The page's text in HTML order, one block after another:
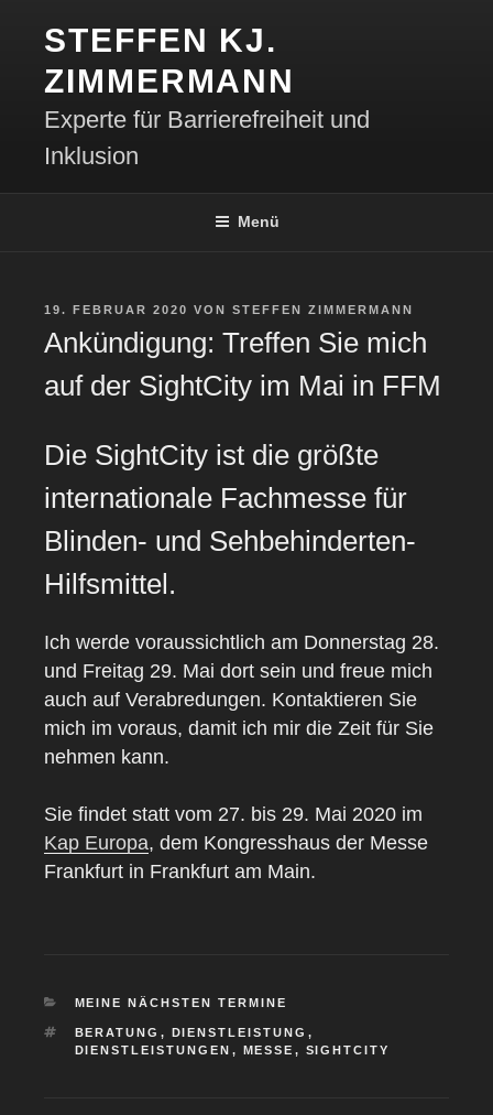
Inhalt
springen
STEFFEN KJ.
ZIMMERMANN
Experte für Barrierefreiheit und
Inklusion
Menü
VERÖFFENTLICHT
19. FEBRUAR 2020 VON STEFFEN ZIMMERMANN
Ankündigung: Treffen Sie mich
auf der SightCity im Mai in FFM
Die SightCity ist die größte
internationale Fachmesse für
Blinden- und Sehbehinderten-
Hilfsmittel.
Ich werde voraussichtlich am Donnerstag 28.
und Freitag 29. Mai dort sein und freue mich
auch auf Verabredungen. Kontaktieren Sie
mich im voraus, damit ich mir die Zeit für Sie
nehmen kann.
Sie findet statt vom 27. bis 29. Mai 2020 im
Kap Europa, dem Kongresshaus der Messe
Frankfurt in Frankfurt am Main.
KATEGORIEN
MEINE NÄCHSTEN TERMINE
SCHLAGWÖRTER
BERATUNG , DIENSTLEISTUNG ,
DIENSTLEISTUNGEN , MESSE , SIGHTCITY